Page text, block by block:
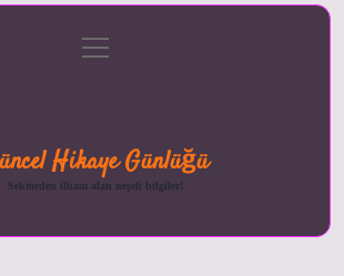
menüyü
aç
Hikaye Günlüğü
Sektörden ilham alan neşeli bilgiler!